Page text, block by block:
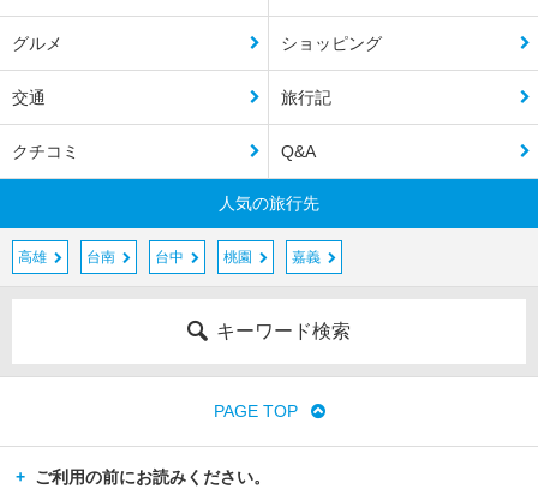
グルメ ショッピング
交通 旅行記
クチコミ Q&A
人気の旅行先
高雄 台南 台中 桃園 嘉義
キーワード検索
PAGE TOP
ご利用の前にお読みください。